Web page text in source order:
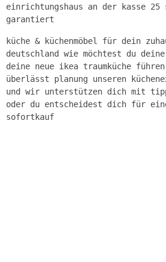
einrichtungshaus an der kasse
garantiert
küche & küchenmöbel für dein
deutschland wie möchtest du
deine neue ikea traumküche
überlässt planung unseren
und wir unterstützen dich mit
oder du entscheidest dich für
sofortkauf